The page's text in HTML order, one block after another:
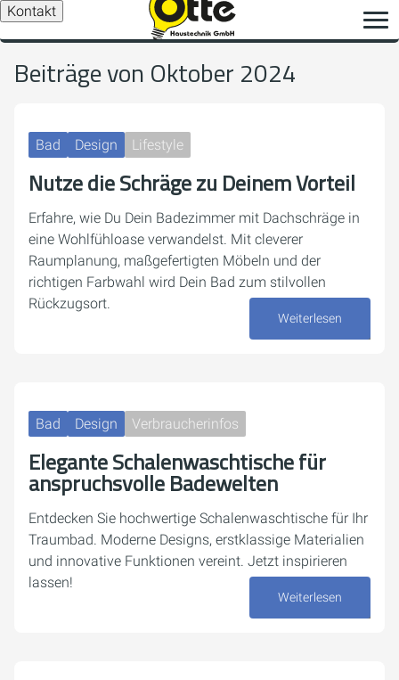
Kontakt
Beiträge von Oktober 2024
Bad Design Lifestyle
Nutze die Schräge zu Deinem Vorteil
Erfahre, wie Du Dein Badezimmer mit Dachschräge in
eine Wohlfühloase verwandelst. Mit cleverer
Raumplanung, maßgefertigten Möbeln und der
richtigen Farbwahl wird Dein Bad zum stilvollen
Rückzugsort.
Weiterlesen
Bad Design Verbraucherinfos
Elegante Schalenwaschtische für
anspruchsvolle Badewelten
Entdecken Sie hochwertige Schalenwaschtische für Ihr
Traumbad. Moderne Designs, erstklassige Materialien
und innovative Funktionen vereint. Jetzt inspirieren
lassen!
Weiterlesen